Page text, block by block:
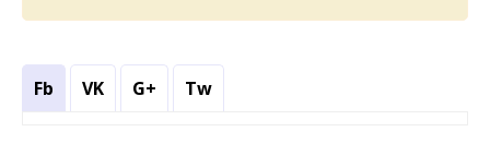
Fb VK G+ Tw